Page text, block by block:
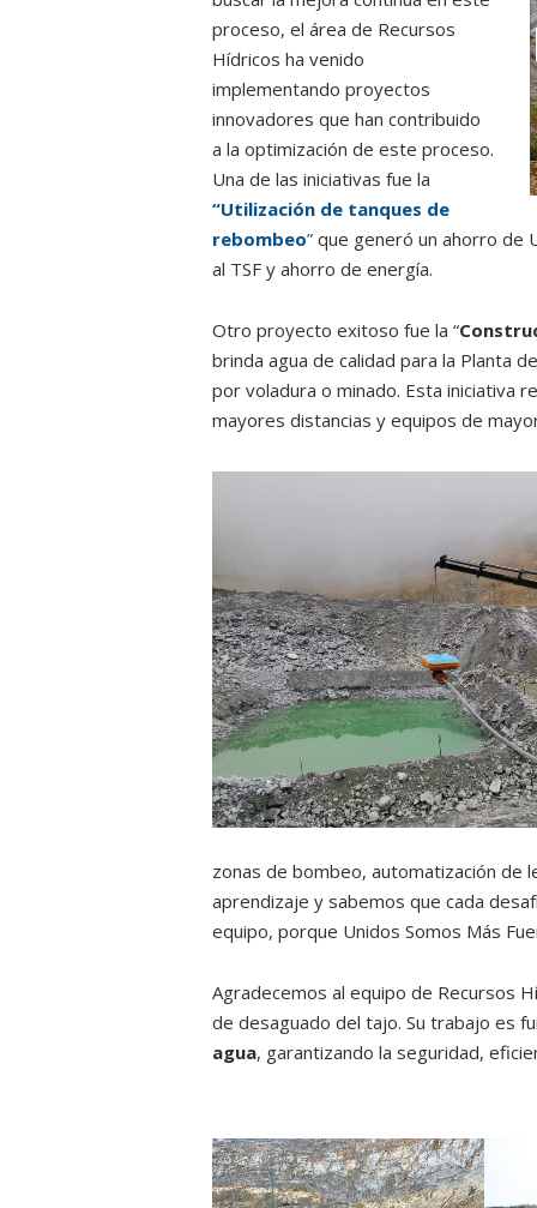
proceso, el área de Recursos
Hídricos ha venido
implementando proyectos
innovadores que han contribuido
a la optimización de este proceso.
Una de las iniciativas fue la
“Utilización de tanques de
rebombeo” que generó un ahorro de
al TSF y ahorro de energía.
Otro proyecto exitoso fue la “
brinda agua de calidad para la Planta
por voladura o minado. Esta iniciativa
mayores distancias y equipos de
zonas de bombeo, automatización
aprendizaje y sabemos que cada
equipo, porque Unidos Somos Más
Agradecemos al equipo de Recursos
de desaguado del tajo. Su trabajo es
agua, garantizando la seguridad,